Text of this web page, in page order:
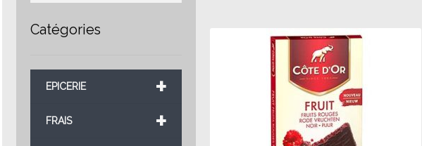
Catégories
+
EPICERIE
+
FRAIS